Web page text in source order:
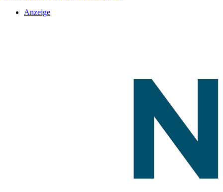
Anzeige